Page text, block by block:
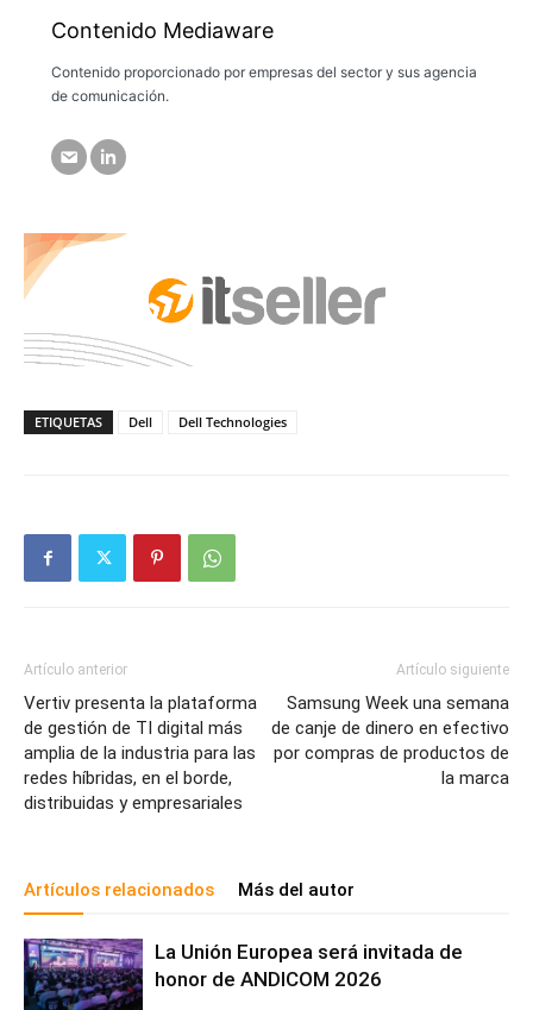
Contenido Mediaware
Contenido proporcionado por empresas del sector y sus agencia
de comunicación.
ETIQUETAS Dell Dell Technologies
Artículo anterior
Vertiv presenta la plataforma
de gestión de TI digital más
amplia de la industria para las
redes híbridas, en el borde,
distribuidas y empresariales
Artículo siguiente
Samsung Week una semana
de canje de dinero en efectivo
por compras de productos de
la marca
Artículos relacionados Más del autor
La Unión Europea será invitada de
honor de ANDICOM 2026